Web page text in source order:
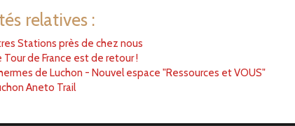
relatives :
Stations près de chez nous
de France est de retour !
de Luchon - Nouvel espace "Ressources et VOUS"
Aneto Trail